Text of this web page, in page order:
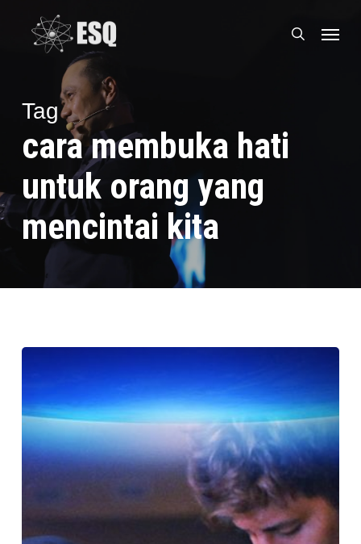
search
Menu
Tag
cara membuka hati
untuk orang yang
mencintai kita
Hati
dengan
Rasa